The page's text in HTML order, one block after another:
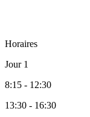
Horaires
Jour 1
8:15 - 12:30
13:30 - 16:30